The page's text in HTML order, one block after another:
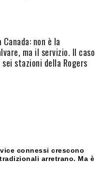
non è la
ma il servizio. Il caso
stazioni della Rogers
connessi crescono
arretrano. Ma è